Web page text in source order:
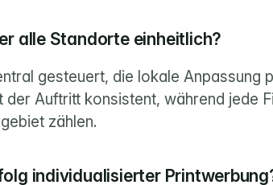
alle Standorte einheitlich?
gesteuert, die lokale Anpassung
der Auftritt konsistent, während jede
zählen.
individualisierter